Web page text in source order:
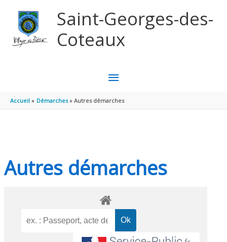
Saint-Georges-des-
Coteaux
MENU
PRINCIPAL
Accueil Démarches Autres démarches
Autres démarches